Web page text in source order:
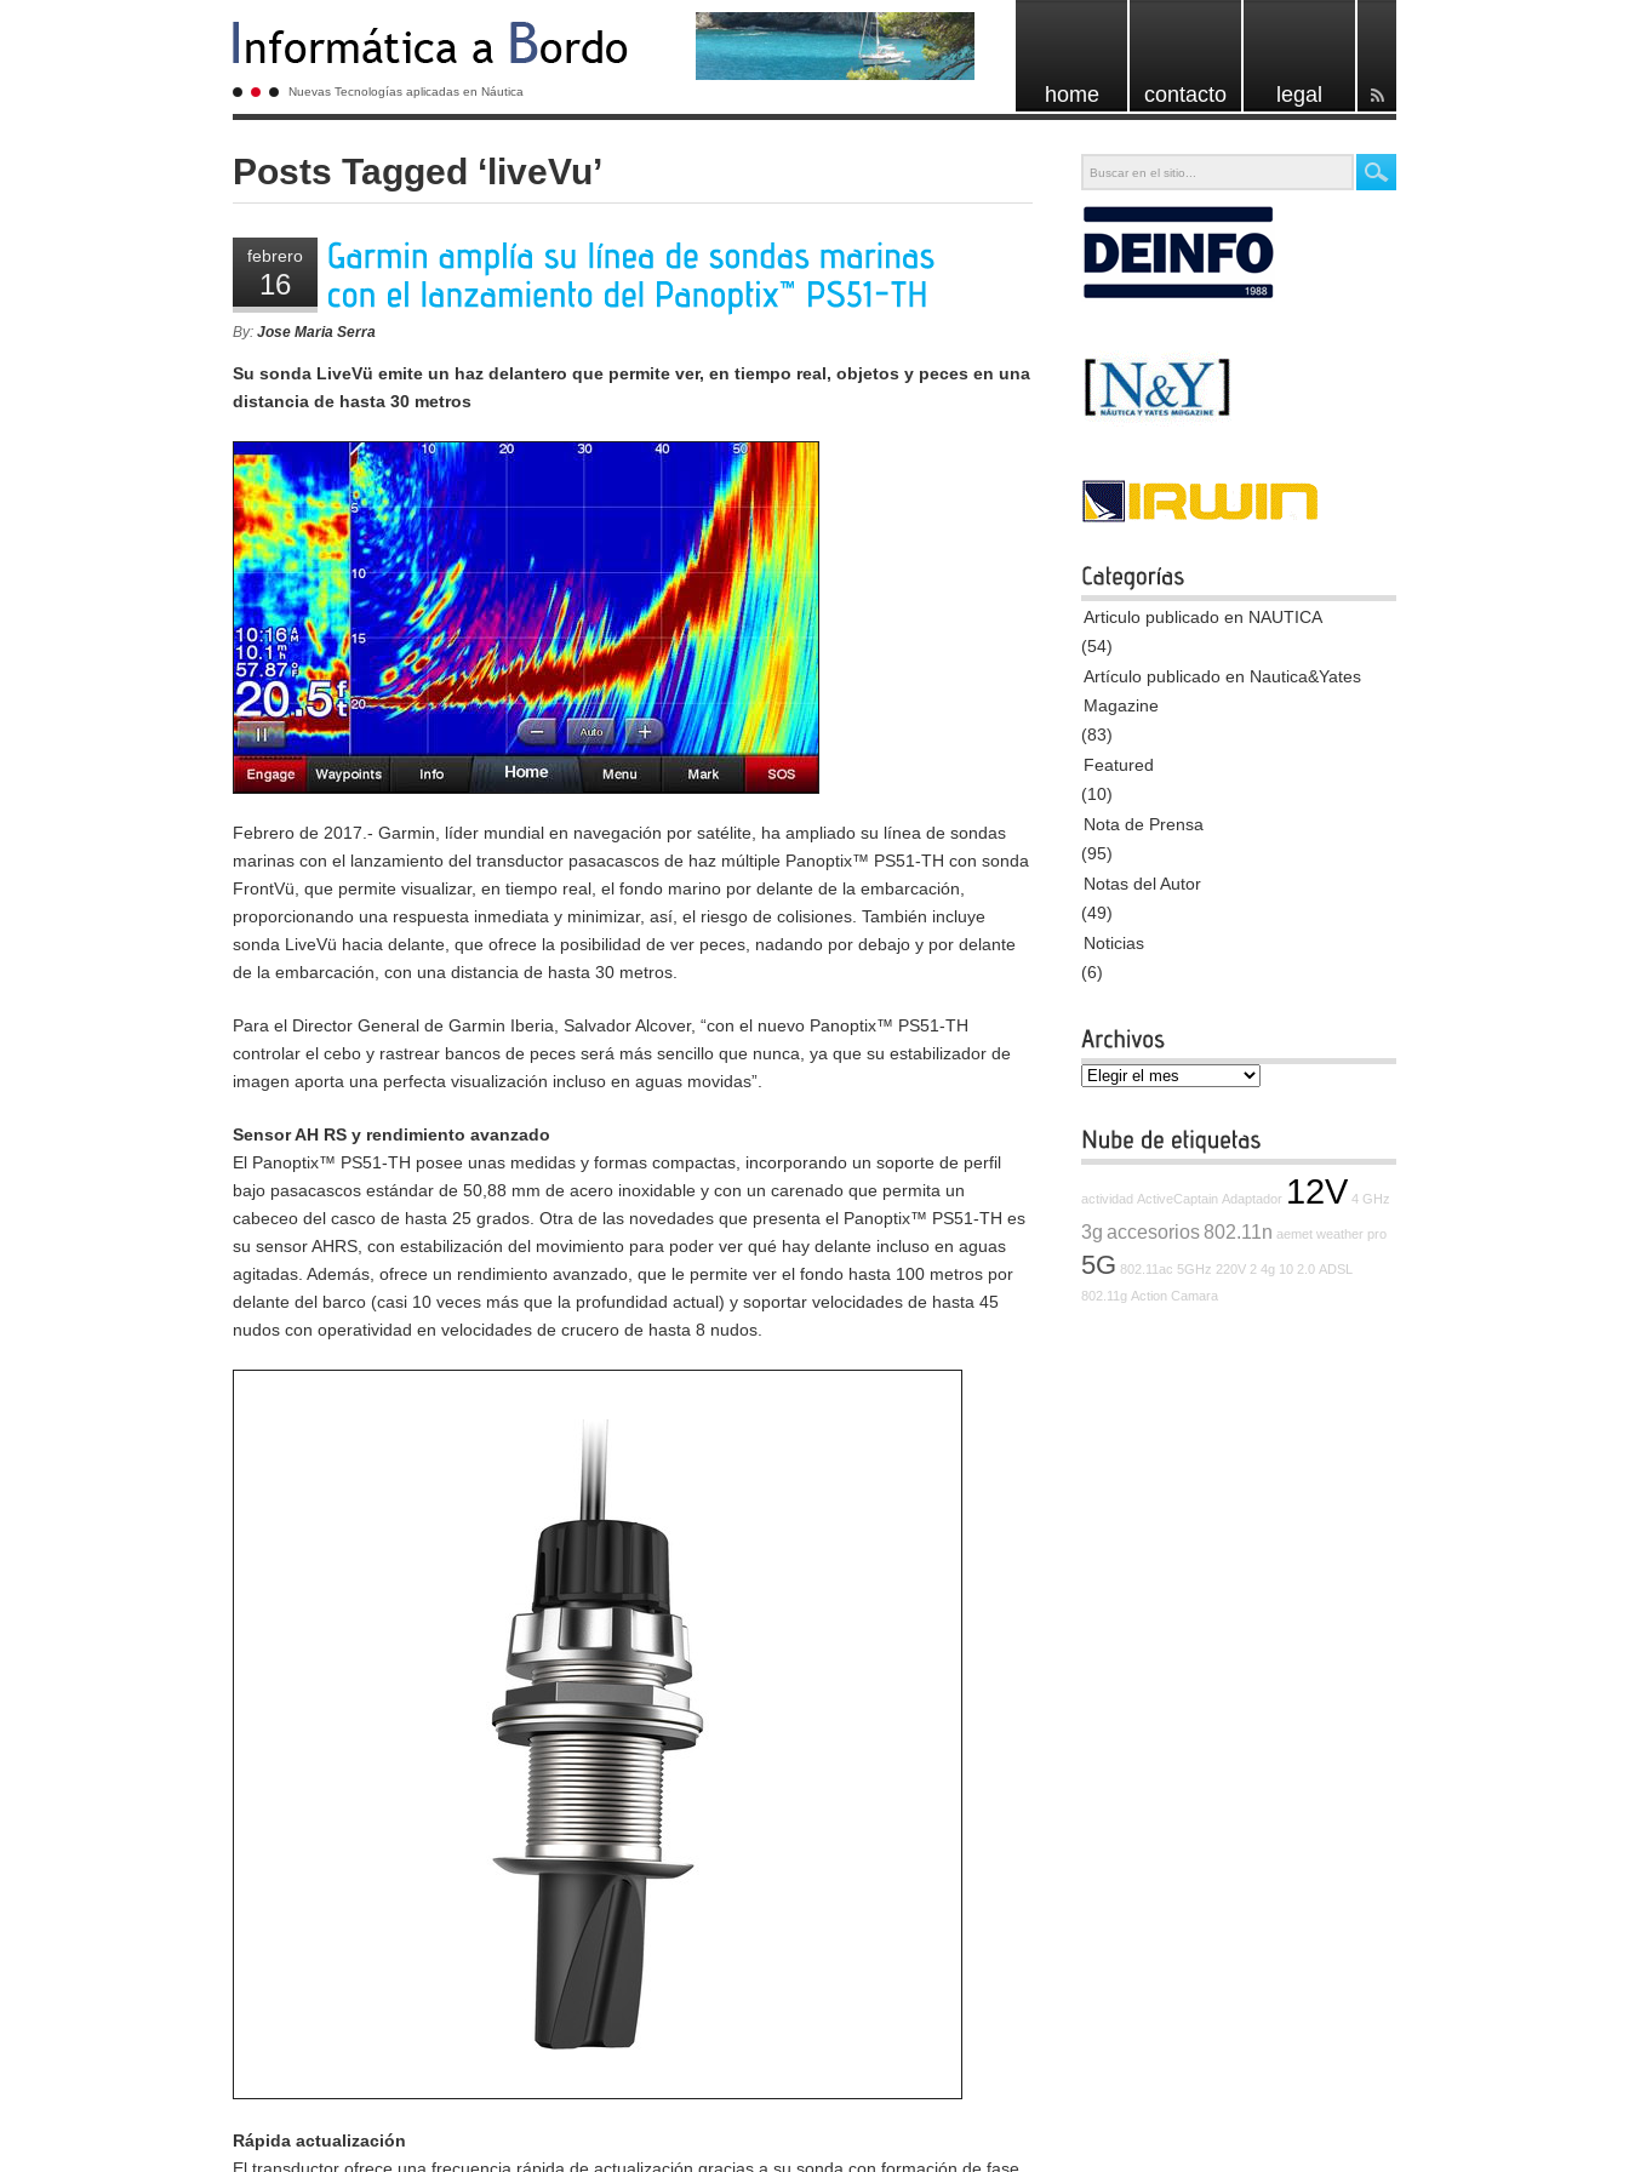
Nuevas Tecnologías aplicadas en Náutica home contacto legal
Posts Tagged ‘liveVu’
febrero
16
By: Jose Maria Serra
Su sonda LiveVü emite un haz delantero que permite ver, en tiempo real, objetos y peces en una
distancia de hasta 30 metros
Febrero de 2017.- Garmin, líder mundial en navegación por satélite, ha ampliado su línea de sondas
marinas con el lanzamiento del transductor pasacascos de haz múltiple Panoptix™ PS51-TH con sonda
FrontVü, que permite visualizar, en tiempo real, el fondo marino por delante de la embarcación,
proporcionando una respuesta inmediata y minimizar, así, el riesgo de colisiones. También incluye
sonda LiveVü hacia delante, que ofrece la posibilidad de ver peces, nadando por debajo y por delante
de la embarcación, con una distancia de hasta 30 metros.
Para el Director General de Garmin Iberia, Salvador Alcover, “con el nuevo Panoptix™ PS51-TH
controlar el cebo y rastrear bancos de peces será más sencillo que nunca, ya que su estabilizador de
imagen aporta una perfecta visualización incluso en aguas movidas”.
Sensor AH RS y rendimiento avanzado
El Panoptix™ PS51-TH posee unas medidas y formas compactas, incorporando un soporte de perfil
bajo pasacascos estándar de 50,88 mm de acero inoxidable y con un carenado que permita un
cabeceo del casco de hasta 25 grados. Otra de las novedades que presenta el Panoptix™ PS51-TH es
su sensor AHRS, con estabilización del movimiento para poder ver qué hay delante incluso en aguas
agitadas. Además, ofrece un rendimiento avanzado, que le permite ver el fondo hasta 100 metros por
delante del barco (casi 10 veces más que la profundidad actual) y soportar velocidades de hasta 45
nudos con operatividad en velocidades de crucero de hasta 8 nudos.
Rápida actualización
Articulo publicado en NAUTICA
(54)
Artículo publicado en Nautica&Yates
Magazine
(83)
Featured
(10)
Nota de Prensa
(95)
Notas del Autor
(49)
Noticias
(6)
Archivos
actividad ActiveCaptain Adaptador 12V 4 GHz
3g accesorios802.11n aemet weather pro
5G 802.11ac 5GHz 220V 2 4g 10 2.0 ADSL
802.11g Action Camara